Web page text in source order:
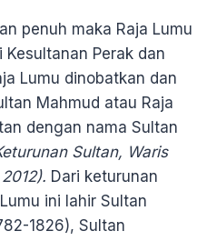
penuh maka Raja Lumu
Perak dan
Lumu dinobatkan dan
Mahmud atau Raja
dengan nama Sultan
Sultan, Waris
Dari keturunan
ini lahir Sultan
1826), Sultan